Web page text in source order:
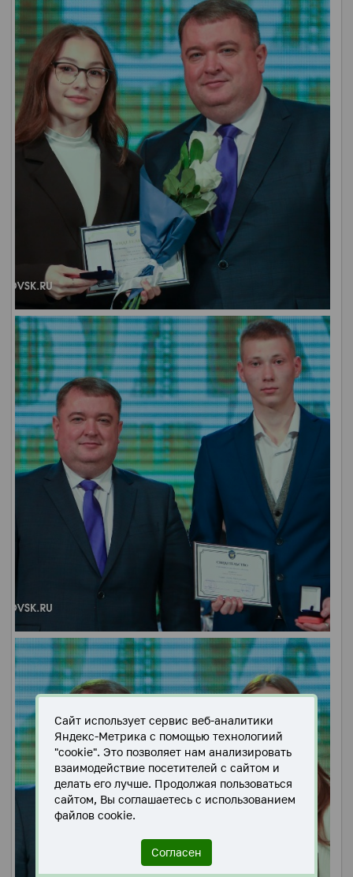
Сайт использует сервис веб-аналитики
Яндекс-Метрика с помощью технологиий
"cookie". Это позволяет нам анализировать
взаимодействие посетителей с сайтом и
делать его лучше. Продолжая пользоваться
сайтом, Вы соглашаетесь с использованием
файлов cookie.
Согласен